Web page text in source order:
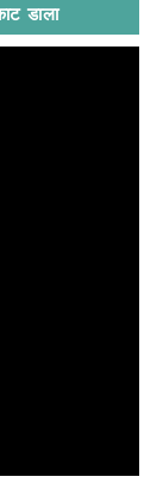
डाला